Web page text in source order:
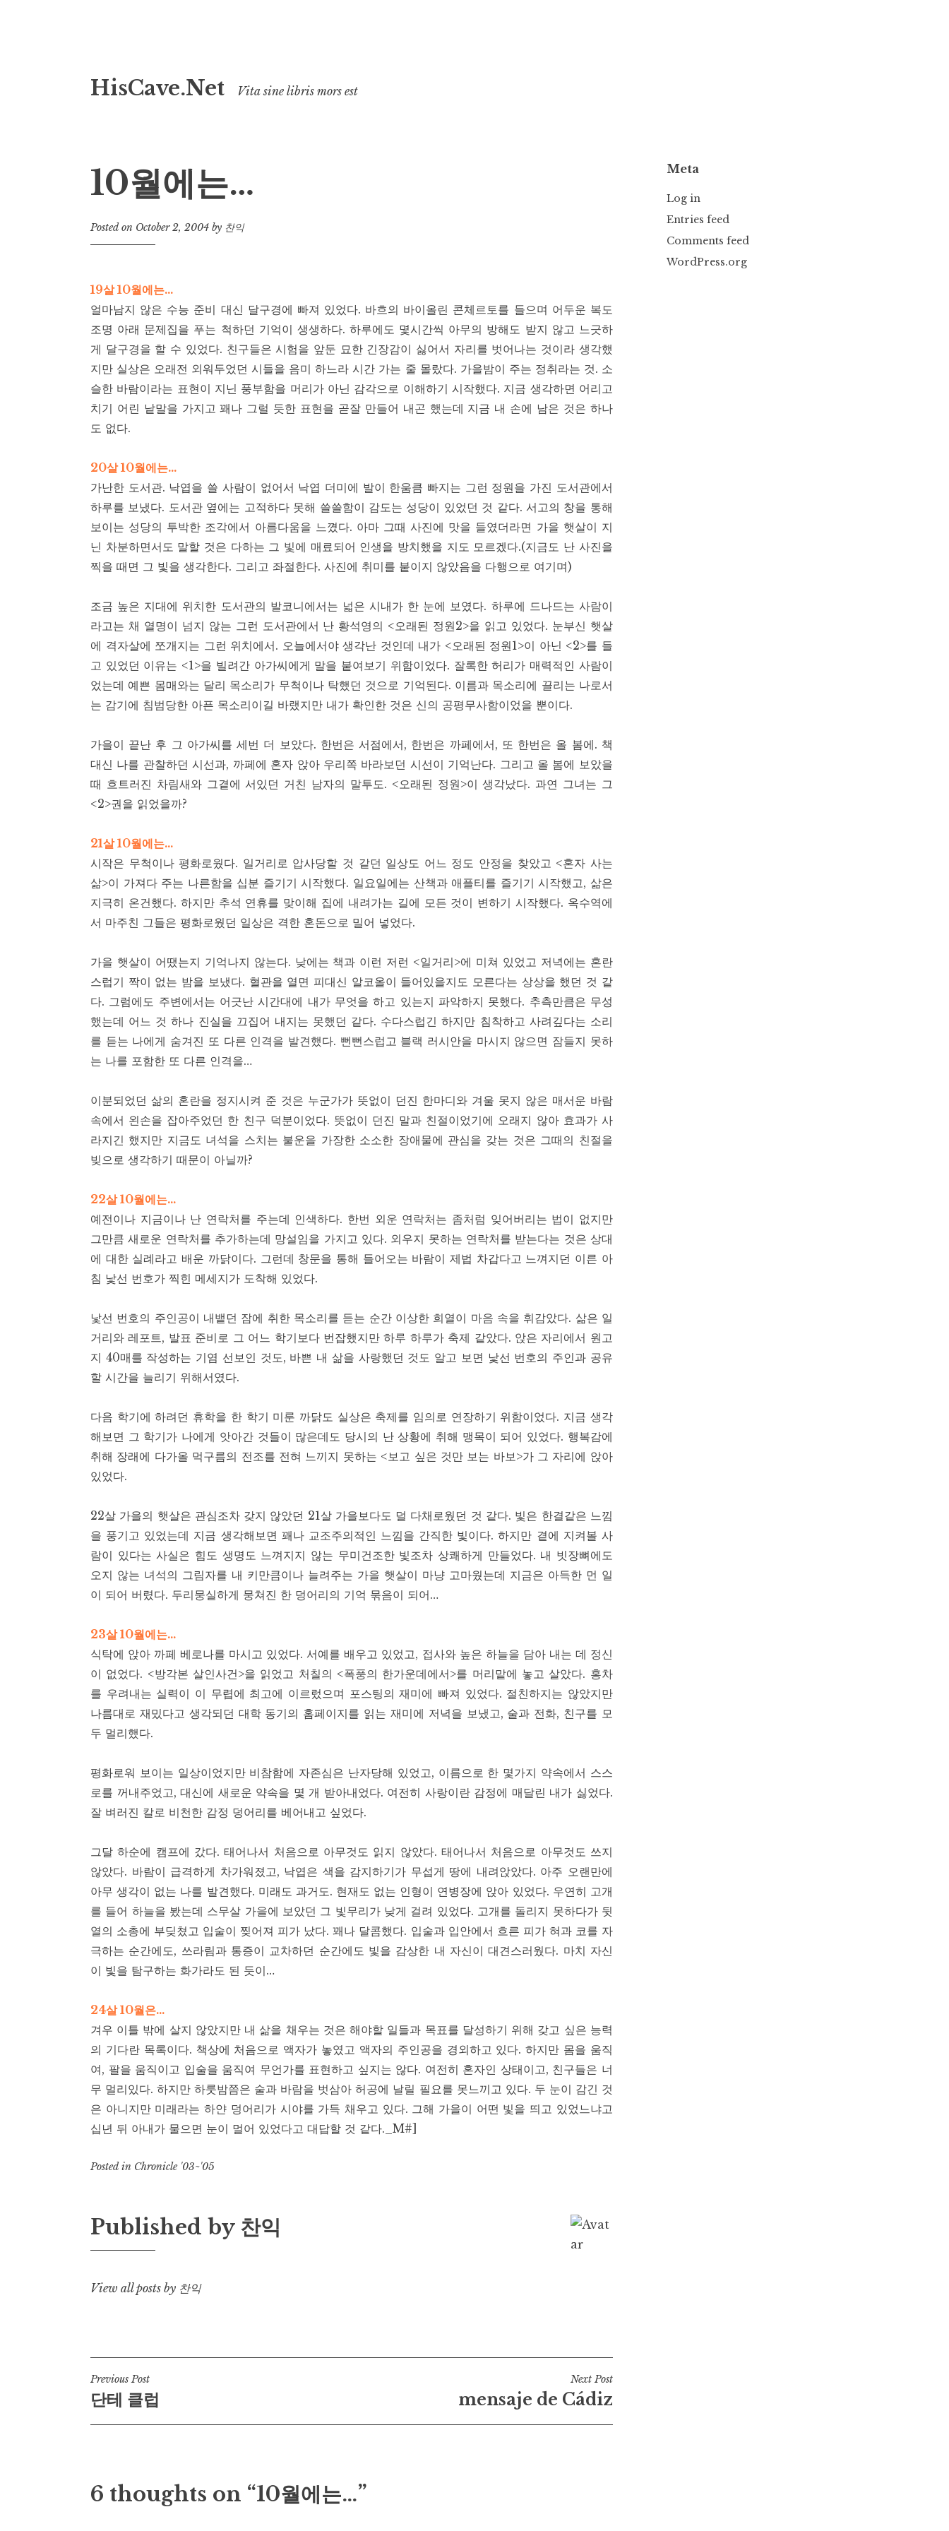
to
HisCave.Net Vita sine libris mors est
10월에는…
Posted on October 2, 2004 by 찬익
19살 10월에는…
얼마남지 않은 수능 준비 대신 달구경에 빠져 있었다. 바흐의 바이올린 콘체르토를 들으며 어두운 복도
조명 아래 문제집을 푸는 척하던 기억이 생생하다. 하루에도 몇시간씩 아무의 방해도 받지 않고 느긋하
게 달구경을 할 수 있었다. 친구들은 시험을 앞둔 묘한 긴장감이 싫어서 자리를 벗어나는 것이라 생각했
지만 실상은 오래전 외워두었던 시들을 음미 하느라 시간 가는 줄 몰랐다. 가을밤이 주는 정취라는 것. 소
슬한 바람이라는 표현이 지닌 풍부함을 머리가 아닌 감각으로 이해하기 시작했다. 지금 생각하면 어리고
치기 어린 낱말을 가지고 꽤나 그럴 듯한 표현을 곧잘 만들어 내곤 했는데 지금 내 손에 남은 것은 하나
도 없다.
20살 10월에는…
가난한 도서관. 낙엽을 쓸 사람이 없어서 낙엽 더미에 발이 한움큼 빠지는 그런 정원을 가진 도서관에서
하루를 보냈다. 도서관 옆에는 고적하다 못해 쓸쓸함이 감도는 성당이 있었던 것 같다. 서고의 창을 통해
보이는 성당의 투박한 조각에서 아름다움을 느꼈다. 아마 그때 사진에 맛을 들였더라면 가을 햇살이 지
닌 차분하면서도 말할 것은 다하는 그 빛에 매료되어 인생을 방치했을 지도 모르겠다.(지금도 난 사진을
찍을 때면 그 빛을 생각한다. 그리고 좌절한다. 사진에 취미를 붙이지 않았음을 다행으로 여기며)
조금 높은 지대에 위치한 도서관의 발코니에서는 넓은 시내가 한 눈에 보였다. 하루에 드나드는 사람이
라고는 채 열명이 넘지 않는 그런 도서관에서 난 황석영의 <오래된 정원2>을 읽고 있었다. 눈부신 햇살
에 격자살에 쪼개지는 그런 위치에서. 오늘에서야 생각난 것인데 내가 <오래된 정원1>이 아닌 <2>를 들
고 있었던 이유는 <1>을 빌려간 아가씨에게 말을 붙여보기 위함이었다. 잘록한 허리가 매력적인 사람이
었는데 예쁜 몸매와는 달리 목소리가 무척이나 탁했던 것으로 기억된다. 이름과 목소리에 끌리는 나로서
는 감기에 침범당한 아픈 목소리이길 바랬지만 내가 확인한 것은 신의 공평무사함이었을 뿐이다.
가을이 끝난 후 그 아가씨를 세번 더 보았다. 한번은 서점에서, 한번은 까페에서, 또 한번은 올 봄에. 책
대신 나를 관찰하던 시선과, 까페에 혼자 앉아 우리쪽 바라보던 시선이 기억난다. 그리고 올 봄에 보았을
때 흐트러진 차림새와 그곁에 서있던 거친 남자의 말투도. <오래된 정원>이 생각났다. 과연 그녀는 그
<2>권을 읽었을까?
21살 10월에는…
시작은 무척이나 평화로웠다. 일거리로 압사당할 것 같던 일상도 어느 정도 안정을 찾았고 <혼자 사는
삶>이 가져다 주는 나른함을 십분 즐기기 시작했다. 일요일에는 산책과 애플티를 즐기기 시작했고, 삶은
지극히 온건했다. 하지만 추석 연휴를 맞이해 집에 내려가는 길에 모든 것이 변하기 시작했다. 옥수역에
서 마주친 그들은 평화로웠던 일상은 격한 혼돈으로 밀어 넣었다.
가을 햇살이 어땠는지 기억나지 않는다. 낮에는 책과 이런 저런 <일거리>에 미쳐 있었고 저녁에는 혼란
스럽기 짝이 없는 밤을 보냈다. 혈관을 열면 피대신 알코올이 들어있을지도 모른다는 상상을 했던 것 같
다. 그럼에도 주변에서는 어긋난 시간대에 내가 무엇을 하고 있는지 파악하지 못했다. 추측만큼은 무성
했는데 어느 것 하나 진실을 끄집어 내지는 못했던 같다. 수다스럽긴 하지만 침착하고 사려깊다는 소리
를 듣는 나에게 숨겨진 또 다른 인격을 발견했다. 뻔뻔스럽고 블랙 러시안을 마시지 않으면 잠들지 못하
는 나를 포함한 또 다른 인격을…
이분되었던 삶의 혼란을 정지시켜 준 것은 누군가가 뜻없이 던진 한마디와 겨울 못지 않은 매서운 바람
속에서 왼손을 잡아주었던 한 친구 덕분이었다. 뜻없이 던진 말과 친절이었기에 오래지 않아 효과가 사
라지긴 했지만 지금도 녀석을 스치는 불운을 가장한 소소한 장애물에 관심을 갖는 것은 그때의 친절을
빚으로 생각하기 때문이 아닐까?
22살 10월에는…
예전이나 지금이나 난 연락처를 주는데 인색하다. 한번 외운 연락처는 좀처럼 잊어버리는 법이 없지만
그만큼 새로운 연락처를 추가하는데 망설임을 가지고 있다. 외우지 못하는 연락처를 받는다는 것은 상대
에 대한 실례라고 배운 까닭이다. 그런데 창문을 통해 들어오는 바람이 제법 차갑다고 느껴지던 이른 아
침 낯선 번호가 찍힌 메세지가 도착해 있었다.
낯선 번호의 주인공이 내뱉던 잠에 취한 목소리를 듣는 순간 이상한 희열이 마음 속을 휘감았다. 삶은 일
거리와 레포트, 발표 준비로 그 어느 학기보다 번잡했지만 하루 하루가 축제 같았다. 앉은 자리에서 원고
지 40매를 작성하는 기염 선보인 것도, 바쁜 내 삶을 사랑했던 것도 알고 보면 낯선 번호의 주인과 공유
할 시간을 늘리기 위해서였다.
다음 학기에 하려던 휴학을 한 학기 미룬 까닭도 실상은 축제를 임의로 연장하기 위함이었다. 지금 생각
해보면 그 학기가 나에게 앗아간 것들이 많은데도 당시의 난 상황에 취해 맹목이 되어 있었다. 행복감에
취해 장래에 다가올 먹구름의 전조를 전혀 느끼지 못하는 <보고 싶은 것만 보는 바보>가 그 자리에 앉아
있었다.
22살 가을의 햇살은 관심조차 갖지 않았던 21살 가을보다도 덜 다채로웠던 것 같다. 빛은 한결같은 느낌
을 풍기고 있었는데 지금 생각해보면 꽤나 교조주의적인 느낌을 간직한 빛이다. 하지만 곁에 지켜볼 사
람이 있다는 사실은 힘도 생명도 느껴지지 않는 무미건조한 빛조차 상쾌하게 만들었다. 내 빗장뼈에도
오지 않는 녀석의 그림자를 내 키만큼이나 늘려주는 가을 햇살이 마냥 고마웠는데 지금은 아득한 먼 일
이 되어 버렸다. 두리뭉실하게 뭉쳐진 한 덩어리의 기억 묶음이 되어…
23살 10월에는…
식탁에 앉아 까페 베로나를 마시고 있었다. 서예를 배우고 있었고, 접사와 높은 하늘을 담아 내는 데 정신
이 없었다. <방각본 살인사건>을 읽었고 처칠의 <폭풍의 한가운데에서>를 머리맡에 놓고 살았다. 홍차
를 우려내는 실력이 이 무렵에 최고에 이르렀으며 포스팅의 재미에 빠져 있었다. 절친하지는 않았지만
나름대로 재밌다고 생각되던 대학 동기의 홈페이지를 읽는 재미에 저녁을 보냈고, 술과 전화, 친구를 모
두 멀리했다.
평화로워 보이는 일상이었지만 비참함에 자존심은 난자당해 있었고, 이름으로 한 몇가지 약속에서 스스
로를 꺼내주었고, 대신에 새로운 약속을 몇 개 받아내었다. 여전히 사랑이란 감정에 매달린 내가 싫었다.
잘 벼러진 칼로 비천한 감정 덩어리를 베어내고 싶었다.
그달 하순에 캠프에 갔다. 태어나서 처음으로 아무것도 읽지 않았다. 태어나서 처음으로 아무것도 쓰지
않았다. 바람이 급격하게 차가워졌고, 낙엽은 색을 감지하기가 무섭게 땅에 내려앉았다. 아주 오랜만에
아무 생각이 없는 나를 발견했다. 미래도 과거도. 현재도 없는 인형이 연병장에 앉아 있었다. 우연히 고개
를 들어 하늘을 봤는데 스무살 가을에 보았던 그 빛무리가 낮게 걸려 있었다. 고개를 돌리지 못하다가 뒷
열의 소총에 부딪쳤고 입술이 찢어져 피가 났다. 꽤나 달콤했다. 입술과 입안에서 흐른 피가 혀과 코를 자
극하는 순간에도, 쓰라림과 통증이 교차하던 순간에도 빛을 감상한 내 자신이 대견스러웠다. 마치 자신
이 빛을 탐구하는 화가라도 된 듯이…
24살 10월은…
겨우 이틀 밖에 살지 않았지만 내 삶을 채우는 것은 해야할 일들과 목표를 달성하기 위해 갖고 싶은 능력
의 기다란 목록이다. 책상에 처음으로 액자가 놓였고 액자의 주인공을 경외하고 있다. 하지만 몸을 움직
여, 팔을 움직이고 입술을 움직여 무언가를 표현하고 싶지는 않다. 여전히 혼자인 상태이고, 친구들은 너
무 멀리있다. 하지만 하룻밤쯤은 술과 바람을 벗삼아 허공에 날릴 필요를 못느끼고 있다. 두 눈이 감긴 것
은 아니지만 미래라는 하얀 덩어리가 시야를 가득 채우고 있다. 그해 가을이 어떤 빛을 띄고 있었느냐고
십년 뒤 아내가 물으면 눈이 멀어 있었다고 대답할 것 같다._M#]
Posted in Chronicle '03~'05
Published by 찬익
View all posts by 찬익
Post
navigation
Previous Post
단테 클럽
Next Post
mensaje de Cádiz
6 thoughts on “10월에는…”
Meta
Log in
Entries feed
Comments feed
WordPress.org